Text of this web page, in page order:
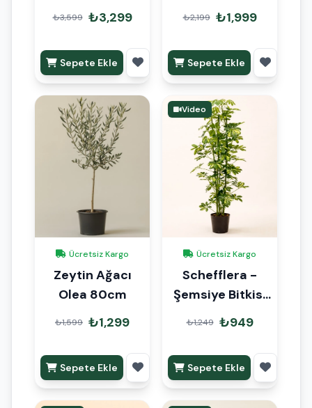
Menekşesi 15-
₺3,599 ₺3,299
Sepete Ekle
105 cm
₺2,199 ₺1,999
Sepete Ekle
Ücretsiz Kargo
Zeytin Ağacı
Olea 80cm
₺1,599 ₺1,299
Sepete Ekle
Video
Ücretsiz Kargo
Schefflera -
Şemsiye Bitkisi
70cm
₺1,249 ₺949
Sepete Ekle